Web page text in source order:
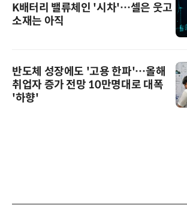
K배터리 밸류체인 '시차'…셀은 웃고
소재는 아직
반도체 성장에도 '고용 한파'…올해
취업자 증가 전망 10만명대로 대폭
'하향'